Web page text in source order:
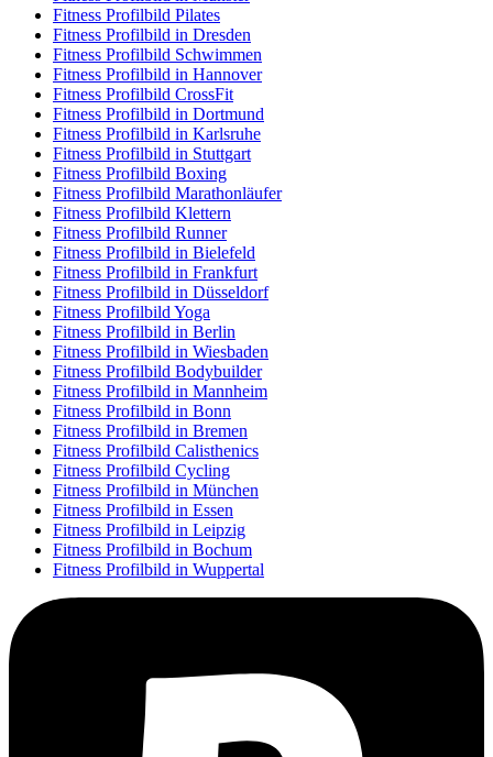
Fitness Profilbild Pilates
Fitness Profilbild in Dresden
Fitness Profilbild Schwimmen
Fitness Profilbild in Hannover
Fitness Profilbild CrossFit
Fitness Profilbild in Dortmund
Fitness Profilbild in Karlsruhe
Fitness Profilbild in Stuttgart
Fitness Profilbild Boxing
Fitness Profilbild Marathonläufer
Fitness Profilbild Klettern
Fitness Profilbild Runner
Fitness Profilbild in Bielefeld
Fitness Profilbild in Frankfurt
Fitness Profilbild in Düsseldorf
Fitness Profilbild Yoga
Fitness Profilbild in Berlin
Fitness Profilbild in Wiesbaden
Fitness Profilbild Bodybuilder
Fitness Profilbild in Mannheim
Fitness Profilbild in Bonn
Fitness Profilbild in Bremen
Fitness Profilbild Calisthenics
Fitness Profilbild Cycling
Fitness Profilbild in München
Fitness Profilbild in Essen
Fitness Profilbild in Leipzig
Fitness Profilbild in Bochum
Fitness Profilbild in Wuppertal